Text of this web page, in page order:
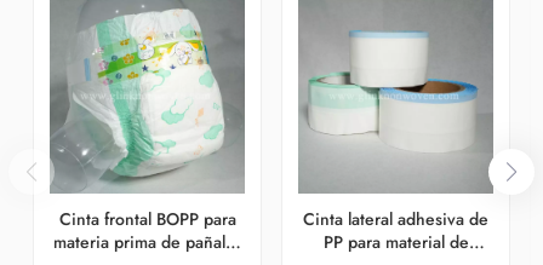
Cinta frontal BOPP para
materia prima de pañales
Cinta lateral adhesiva de
PP para material de